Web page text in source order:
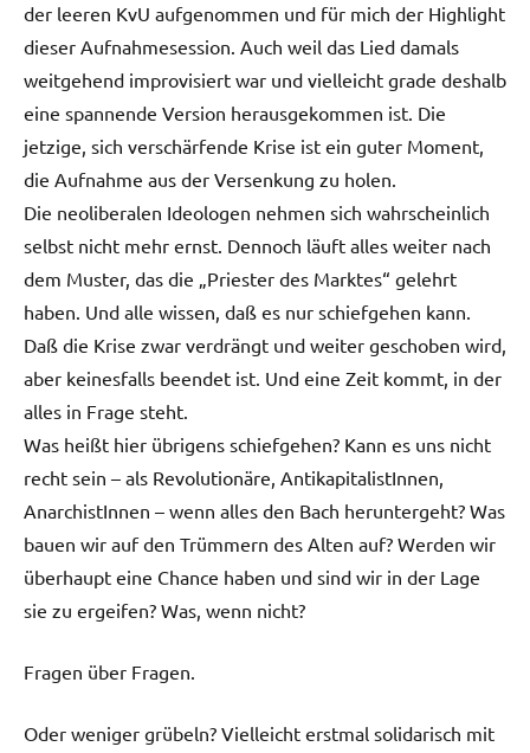
der leeren KvU aufgenommen und für mich der Highlight
dieser Aufnahmesession. Auch weil das Lied damals
weitgehend improvisiert war und vielleicht grade deshalb
eine spannende Version herausgekommen ist. Die
jetzige, sich verschärfende Krise ist ein guter Moment,
die Aufnahme aus der Versenkung zu holen.
Die neoliberalen Ideologen nehmen sich wahrscheinlich
selbst nicht mehr ernst. Dennoch läuft alles weiter nach
dem Muster, das die „Priester des Marktes“ gelehrt
haben. Und alle wissen, daß es nur schiefgehen kann.
Daß die Krise zwar verdrängt und weiter geschoben wird,
aber keinesfalls beendet ist. Und eine Zeit kommt, in der
alles in Frage steht.
Was heißt hier übrigens schiefgehen? Kann es uns nicht
recht sein – als Revolutionäre, AntikapitalistInnen,
AnarchistInnen – wenn alles den Bach heruntergeht? Was
bauen wir auf den Trümmern des Alten auf? Werden wir
überhaupt eine Chance haben und sind wir in der Lage
sie zu ergeifen? Was, wenn nicht?
Fragen über Fragen.
Oder weniger grübeln? Vielleicht erstmal solidarisch mit